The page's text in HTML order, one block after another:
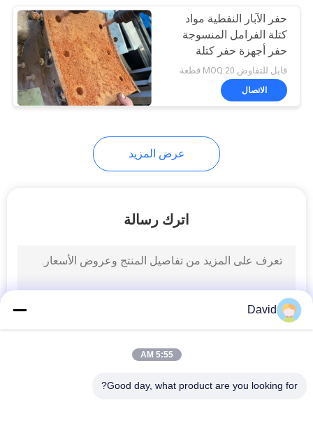
بطانة الفرامل الخالية
من الأسبستوس
ورقة مواد الاحتكاك
بطانة حزام الفرامل
11
حفر الآبار النفطية مواد
كتلة الفرامل المنسوجة
حفر أجهزة حفر كتلة
الفرامل سائق كومة
قابل للتفاوض MOQ:20 قطعة
الاتصال
عرض المزيد
اترك رسالة
David
5:55 AM
Good day, what product are you looking for?